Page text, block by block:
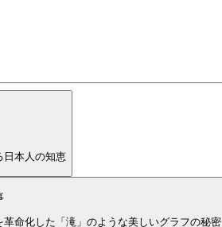
日本人の知恵
命化した「滝」のような美しいグラフの秘密